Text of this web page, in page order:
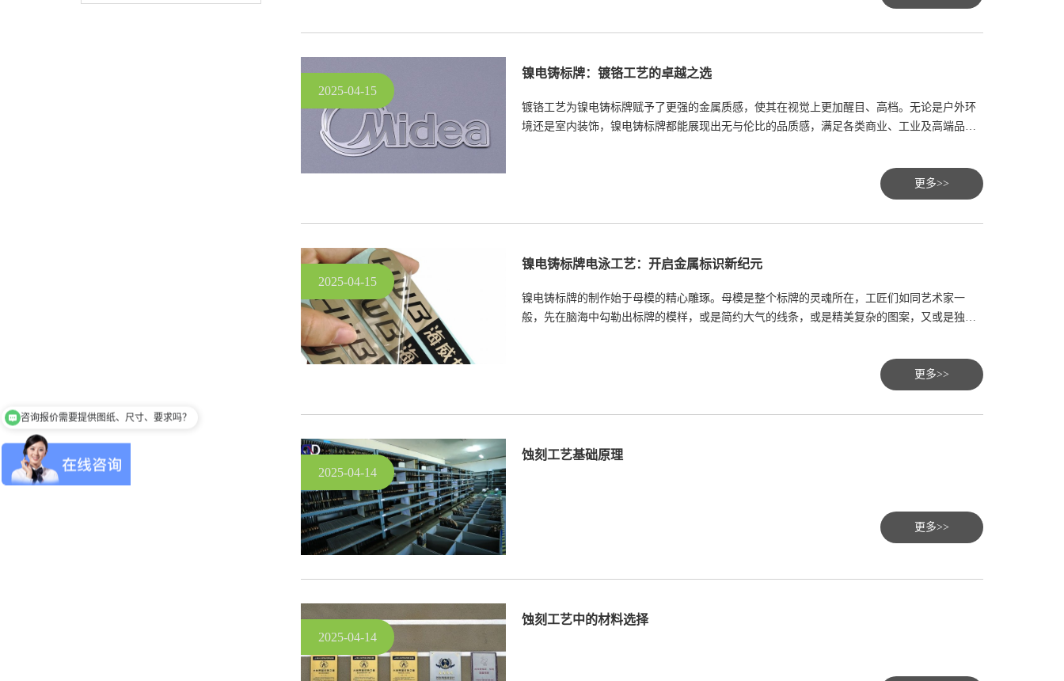
2025-04-15
镍电铸标牌：镀铬工艺的卓越之选
镀铬工艺为镍电铸标牌赋予了更强的金属质感，使其在视觉上更加醒目、高档。无论是户外环
境还是室内装饰，镍电铸标牌都能展现出无与伦比的品质感，满足各类商业、工业及高端品牌
更多>>
2025-04-15
镍电铸标牌电泳工艺：开启金属标识新纪元
镍电铸标牌的制作始于母模的精心雕琢。母模是整个标牌的灵魂所在，工匠们如同艺术家一
般，先在脑海中勾勒出标牌的模样，或是简约大气的线条，或是精美复杂的图案，又或是独具
更多>>
2025-04-14
蚀刻工艺基础原理
更多>>
2025-04-14
蚀刻工艺中的材料选择
咨询报价需要提供图纸、尺寸、要求吗？